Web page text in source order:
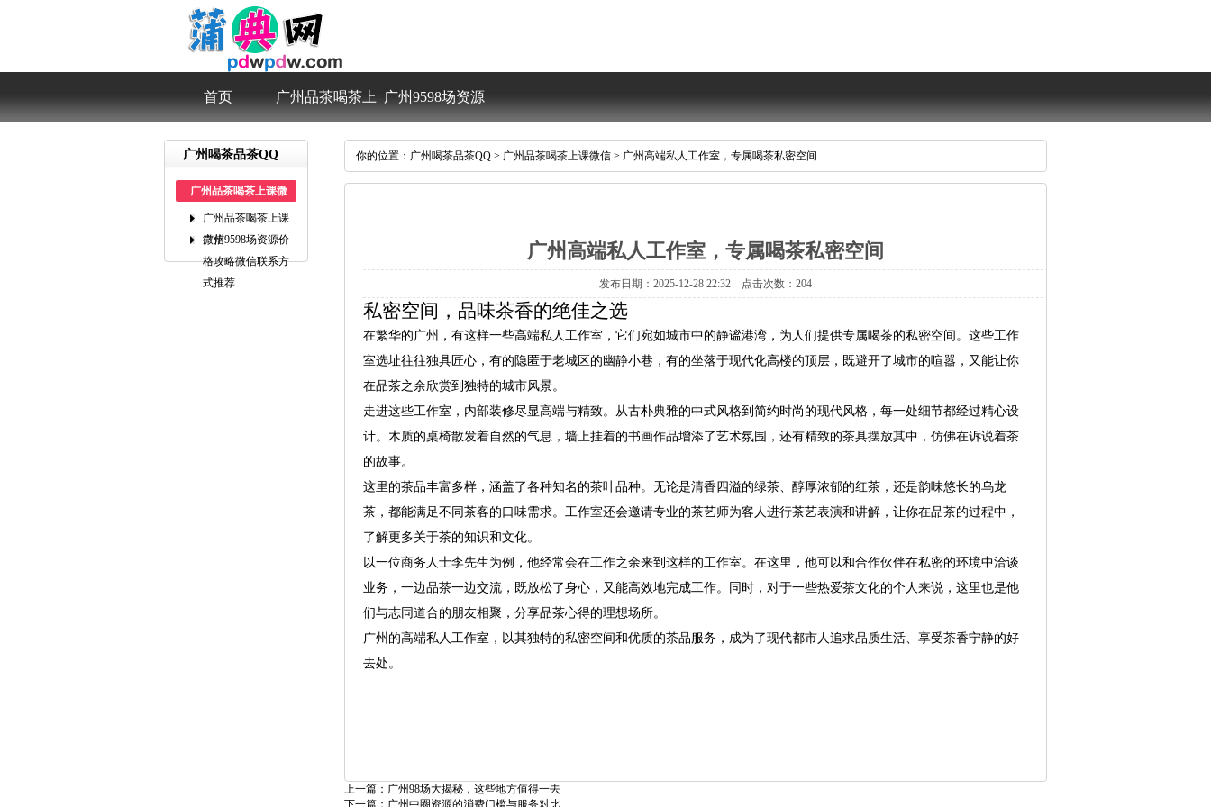
首页 广州品茶喝茶上
课微信
广州9598场资源
广州喝茶品茶QQ
广州品茶喝茶上课微
广州品茶喝茶上课
微信
广州9598场资源价
格攻略微信联系方
式推荐
你的位置： 广州喝茶品茶QQ > 广州品茶喝茶上课微信 >广州高端私人工作室，专属喝茶私密空间
广州高端私人工作室，专属喝茶私密空间
发布日期：2025-12-2822:32点击次数：204
私密空间，品味茶香的绝佳之选
在繁华的广州，有这样一些高端私人工作室，它们宛如城市中的静谧港湾，为人们提供专属喝茶的私密空间。这些工作
室选址往往独具匠心，有的隐匿于老城区的幽静小巷，有的坐落于现代化高楼的顶层，既避开了城市的喧嚣，又能让你
在品茶之余欣赏到独特的城市风景。
走进这些工作室，内部装修尽显高端与精致。从古朴典雅的中式风格到简约时尚的现代风格，每一处细节都经过精心设
计。木质的桌椅散发着自然的气息，墙上挂着的书画作品增添了艺术氛围，还有精致的茶具摆放其中，仿佛在诉说着茶
的故事。
这里的茶品丰富多样，涵盖了各种知名的茶叶品种。无论是清香四溢的绿茶、醇厚浓郁的红茶，还是韵味悠长的乌龙
茶，都能满足不同茶客的口味需求。工作室还会邀请专业的茶艺师为客人进行茶艺表演和讲解，让你在品茶的过程中，
了解更多关于茶的知识和文化。
以一位商务人士李先生为例，他经常会在工作之余来到这样的工作室。在这里，他可以和合作伙伴在私密的环境中洽谈
业务，一边品茶一边交流，既放松了身心，又能高效地完成工作。同时，对于一些热爱茶文化的个人来说，这里也是他
们与志同道合的朋友相聚，分享品茶心得的理想场所。
广州的高端私人工作室，以其独特的私密空间和优质的茶品服务，成为了现代都市人追求品质生活、享受茶香宁静的好
去处。
上一篇： 广州98场大揭秘，这些地方值得一去
下一篇： 广州中圈资源的消费门槛与服务对比